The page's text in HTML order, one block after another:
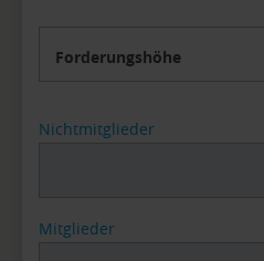
Forderungshöhe
Nichtmitglieder
Mitglieder